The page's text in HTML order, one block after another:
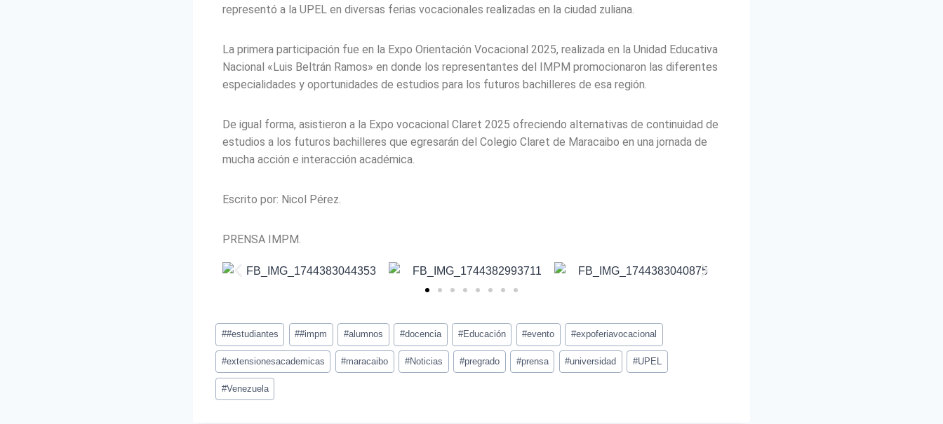
representó a la UPEL en diversas ferias vocacionales realizadas en la ciudad zuliana.
La primera participación fue en la Expo Orientación Vocacional 2025, realizada en la Unidad Educativa
Nacional «Luis Beltrán Ramos» en donde los representantes del IMPM promocionaron las diferentes
especialidades y oportunidades de estudios para los futuros bachilleres de esa región.
De igual forma, asistieron a la Expo vocacional Claret 2025 ofreciendo alternativas de continuidad de
estudios a los futuros bachilleres que egresarán del Colegio Claret de Maracaibo en una jornada de
mucha acción e interacción académica.
Escrito por: Nicol Pérez.
PRENSA IMPM.
##estudiantes ##impm #alumnos #docencia #Educación #evento #expoferiavocacional
#extensionesacademicas #maracaibo #Noticias #pregrado #prensa #universidad #UPEL
#Venezuela